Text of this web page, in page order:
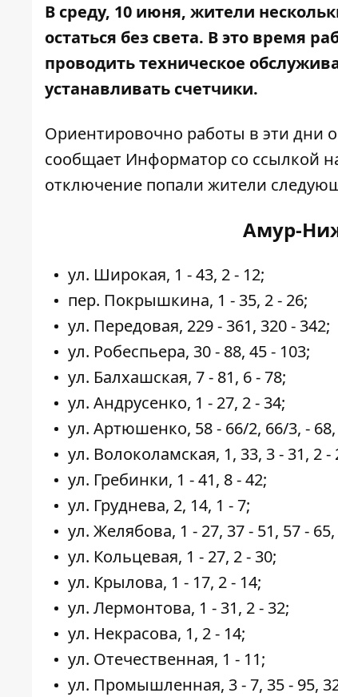
В среду, 10 июня, жители
остаться без света. В это время
проводить техническое
устанавливать счетчики.
Ориентировочно работы в эти дни
сообщает Информатор со ссылкой
отключение попали жители
Амур-
ул. Широкая, 1 - 43, 2 - 12;
пер. Покрышкина, 1 - 35, 2 - 26;
ул. Передовая, 229 - 361, 320 - 342;
ул. Робеспьера, 30 - 88, 45 - 103;
ул. Балхашская, 7 - 81, 6 - 78;
ул. Андрусенко, 1 - 27, 2 - 34;
ул. Артюшенко, 58 - 66/2, 66/3, - 68,
ул. Волоколамская, 1, 33, 3 - 31, 2 -
ул. Гребинки, 1 - 41, 8 - 42;
ул. Груднева, 2, 14, 1 - 7;
ул. Желябова, 1 - 27, 37 - 51, 57 - 65,
ул. Кольцевая, 1 - 27, 2 - 30;
ул. Крылова, 1 - 17, 2 - 14;
ул. Лермонтова, 1 - 31, 2 - 32;
ул. Некрасова, 1, 2 - 14;
ул. Отечественная, 1 - 11;
ул. Промышленная, 3 - 7, 35 - 95,